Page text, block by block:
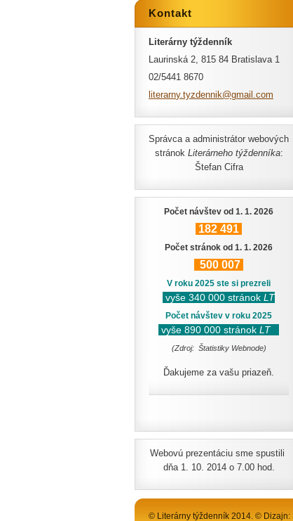
Kontakt
Literárny týždenník
Laurinská 2, 815 84 Bratislava 1
02/5441 8670
literarny.tyzdennik@gmai l.com
Správca a administrátor webových
stránok Literárneho týždenníka:
Štefan Cifra
Počet návštev od 1. 1. 2026
182 491
Počet stránok od 1. 1. 2026
500 007
V roku 2025 ste si prezreli
vyše 340 000 stránok LT
Počet návštev v roku 2025
vyše 890 000 stránok LT
(Zdroj: Štatistiky Webnode)
Ďakujeme za vašu priazeň.
Webovú prezentáciu sme spustili
dňa 1. 10. 2014 o 7.00 hod.
© Literárny týždenník 2014. © Dizajn: